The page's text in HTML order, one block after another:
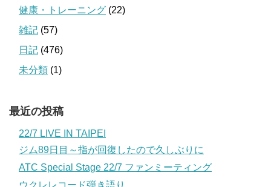
健康・トレーニング (22)
雑記 (57)
日記 (476)
未分類 (1)
最近の投稿
22/7 LIVE IN TAIPEI
ジム89日目～指が回復したので久しぶりに
ATC Special Stage 22/7 ファンミーティング
ウクレレコード弾き語り